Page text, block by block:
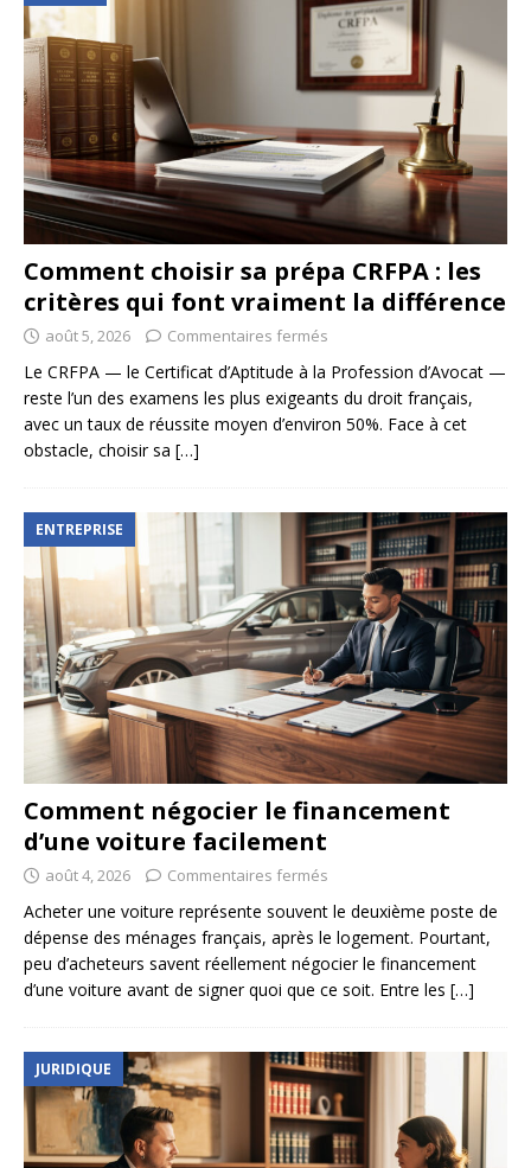
Comment choisir sa prépa CRFPA : les
critères qui font vraiment la différence
août 5, 2026 Commentaires fermés
Le CRFPA — le Certificat d’Aptitude à la Profession d’Avocat —
reste l’un des examens les plus exigeants du droit français,
avec un taux de réussite moyen d’environ 50%. Face à cet
obstacle, choisir sa […]
ENTREPRISE
Comment négocier le financement
d’une voiture facilement
août 4, 2026 Commentaires fermés
Acheter une voiture représente souvent le deuxième poste de
dépense des ménages français, après le logement. Pourtant,
peu d’acheteurs savent réellement négocier le financement
d’une voiture avant de signer quoi que ce soit. Entre les […]
JURIDIQUE